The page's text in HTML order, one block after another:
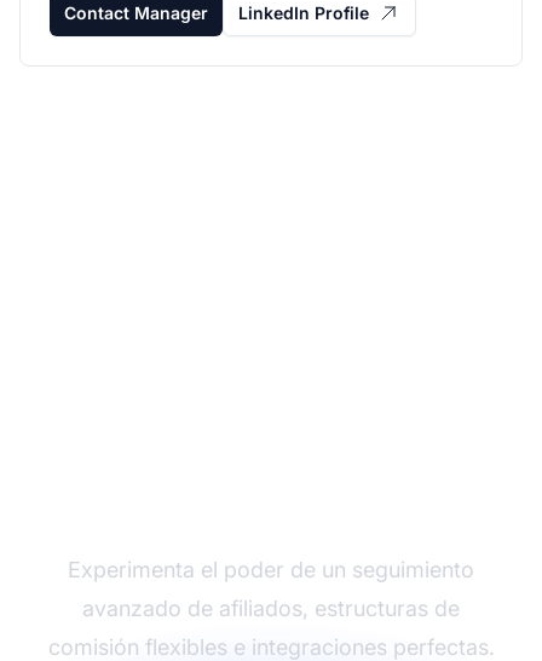
Contact Manager LinkedIn Profile
Experimenta el poder de un seguimiento
avanzado de afiliados, estructuras de
comisión flexibles e integraciones perfectas.